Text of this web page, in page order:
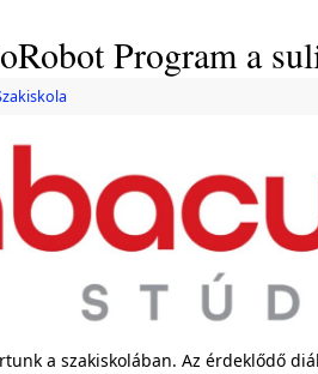
Program a
a szakiskolában. Az érdeklődő